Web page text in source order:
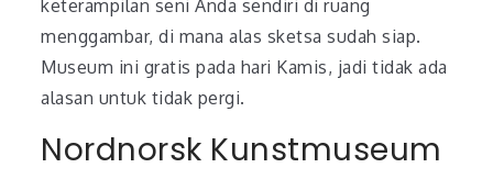
keterampilan seni Anda sendiri di ruang
menggambar, di mana alas sketsa sudah siap.
Museum ini gratis pada hari Kamis, jadi tidak ada
alasan untuk tidak pergi.
Nordnorsk Kunstmuseum